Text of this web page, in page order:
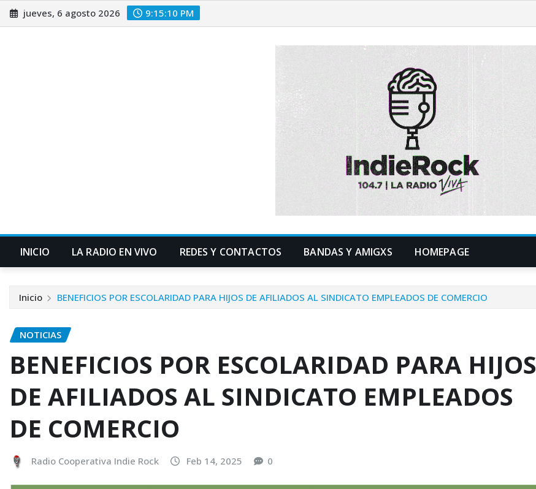
Saltar
al
jueves, 6 agosto 2026 9:15:11 PM
INICIO LA RADIO EN VIVO REDES Y CONTACTOS BANDAS Y AMIGXS HOMEPAGE
Inicio BENEFICIOS POR ESCOLARIDAD PARA HIJOS DE AFILIADOS AL SINDICATO EMPLEADOS DE COMERCIO
NOTICIAS
BENEFICIOS POR ESCOLARIDAD PARA HIJOS
DE AFILIADOS AL SINDICATO EMPLEADOS
DE COMERCIO
Radio Cooperativa Indie Rock Feb 14, 2025 0